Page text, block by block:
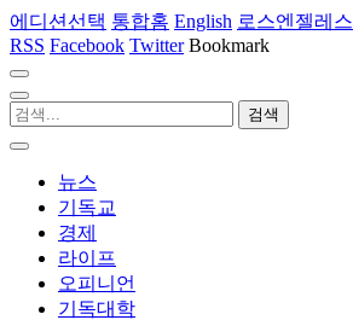
에디션선택 통합홈 English 로스엔젤레스
RSS Facebook Twitter Bookmark
뉴스
기독교
경제
라이프
오피니언
기독대학